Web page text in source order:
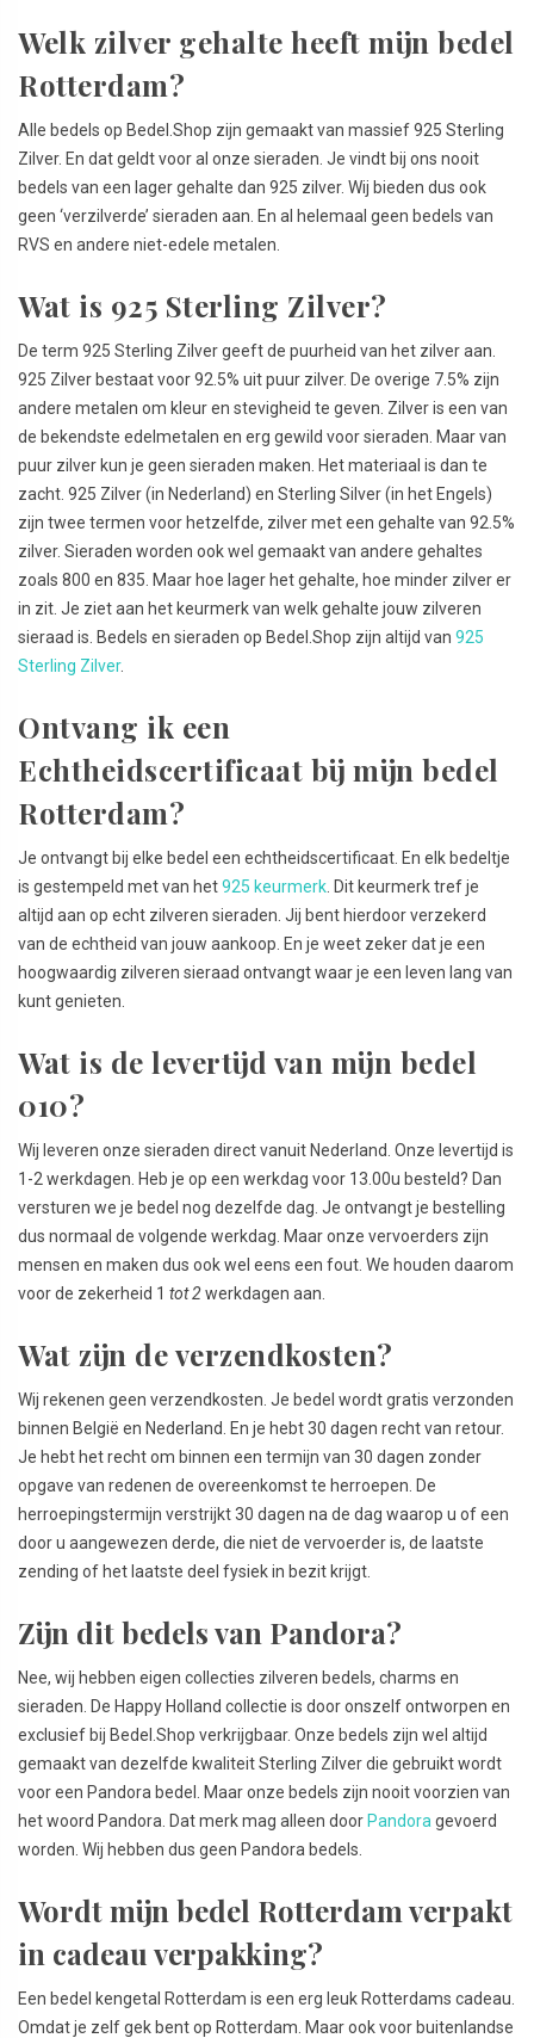
Welk zilver gehalte heeft mijn bedel
Rotterdam?
Alle bedels op Bedel.Shop zijn gemaakt van massief 925 Sterling
Zilver. En dat geldt voor al onze sieraden. Je vindt bij ons nooit
bedels van een lager gehalte dan 925 zilver. Wij bieden dus ook
geen ‘verzilverde’ sieraden aan. En al helemaal geen bedels van
RVS en andere niet-edele metalen.
Wat is 925 Sterling Zilver?
De term 925 Sterling Zilver geeft de puurheid van het zilver aan.
925 Zilver bestaat voor 92.5% uit puur zilver. De overige 7.5% zijn
andere metalen om kleur en stevigheid te geven. Zilver is een van
de bekendste edelmetalen en erg gewild voor sieraden. Maar van
puur zilver kun je geen sieraden maken. Het materiaal is dan te
zacht. 925 Zilver (in Nederland) en Sterling Silver (in het Engels)
zijn twee termen voor hetzelfde, zilver met een gehalte van 92.5%
zilver. Sieraden worden ook wel gemaakt van andere gehaltes
zoals 800 en 835. Maar hoe lager het gehalte, hoe minder zilver er
in zit. Je ziet aan het keurmerk van welk gehalte jouw zilveren
sieraad is. Bedels en sieraden op Bedel.Shop zijn altijd van 925
Sterling Zilver.
Ontvang ik een
Echtheidscertificaat bij mijn bedel
Rotterdam?
Je ontvangt bij elke bedel een echtheidscertificaat. En elk bedeltje
is gestempeld met van het925 keurmerk . Dit keurmerk tref je
altijd aan op echt zilveren sieraden. Jij bent hierdoor verzekerd
van de echtheid van jouw aankoop. En je weet zeker dat je een
hoogwaardig zilveren sieraad ontvangt waar je een leven lang van
kunt genieten.
Wat is de levertijd van mijn bedel
010?
Wij leveren onze sieraden direct vanuit Nederland. Onze levertijd is
1-2 werkdagen. Heb je op een werkdag voor 13.00u besteld? Dan
versturen we je bedel nog dezelfde dag. Je ontvangt je bestelling
dus normaal de volgende werkdag. Maar onze vervoerders zijn
mensen en maken dus ook wel eens een fout. We houden daarom
voor de zekerheid 1 tot 2werkdagen aan.
Wat zijn de verzendkosten?
Wij rekenen geen verzendkosten. Je bedel wordt gratis verzonden
binnen België en Nederland. En je hebt 30 dagen recht van retour.
Je hebt het recht om binnen een termijn van 30 dagen zonder
opgave van redenen de overeenkomst te herroepen. De
herroepingstermijn verstrijkt 30 dagen na de dag waarop u of een
door u aangewezen derde, die niet de vervoerder is, de laatste
zending of het laatste deel fysiek in bezit krijgt.
Zijn dit bedels van Pandora?
Nee, wij hebben eigen collecties zilveren bedels, charms en
sieraden. De Happy Holland collectie is door onszelf ontworpen en
exclusief bij Bedel.Shop verkrijgbaar. Onze bedels zijn wel altijd
gemaakt van dezelfde kwaliteit Sterling Zilver die gebruikt wordt
voor een Pandora bedel. Maar onze bedels zijn nooit voorzien van
het woord Pandora. Dat merk mag alleen door Pandora gevoerd
worden. Wij hebben dus geen Pandora bedels.
Wordt mijn bedel Rotterdam verpakt
in cadeau verpakking?
Een bedel kengetal Rotterdam is een erg leuk Rotterdams cadeau.
Omdat je zelf gek bent op Rotterdam. Maar ook voor buitenlandse